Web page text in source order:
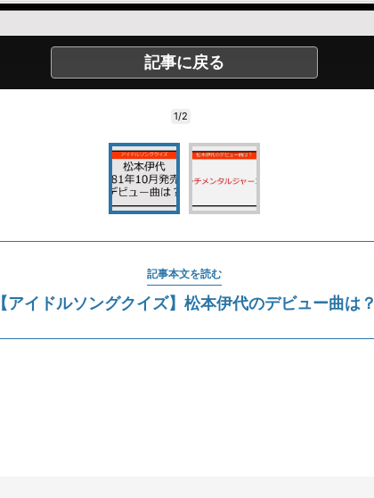
記事に戻る
1/2
記事本文を読む
【アイドルソングクイズ】松本伊代のデビュー曲は？